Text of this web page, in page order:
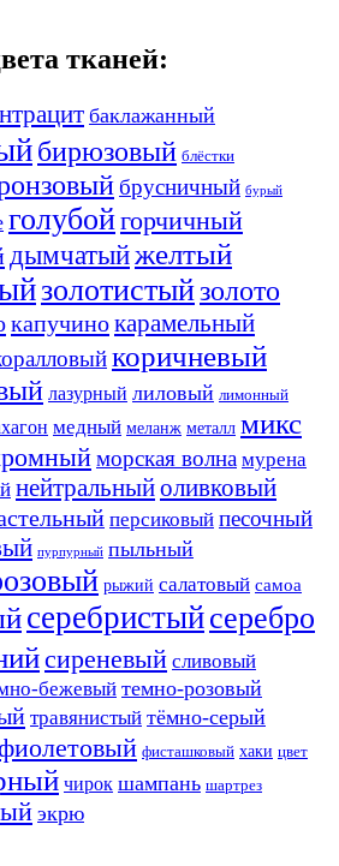
тканей:
баклажанный
бирюзовый блёстки
брусничный бурый
голубойгорчичный
дымчатыйжелтый
золотистыйзолото
капучинокарамельный
коричневый
лазурный лиловый лимонный
медный меланж металл микс
морская волна мурена
нейтральныйоливковый
персиковый песочный
пурпурный пыльный
рыжий салатовый самоа
серебристыйсеребро
сиреневый сливовый
бежевый темно-розовый
травянистый тёмно-серый
фисташковый хаки цвет
чирок шампань шартрез
экрю